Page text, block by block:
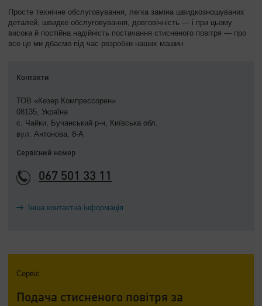
Просте технічне обслуговування, легка заміна швидкозношуваних
деталей, швидке обслуговування, довговічність — і при цьому
висока й постійна надійність постачання стисненого повітря — про
все це ми дбаємо під час розробки наших машин.
Контакти
ТОВ «Кезер Компрессорен»
08135, Україна
с. Чайки, Бучанський р-н, Київська обл.
вул. Антонова, 8-А
Сервісний номер
067 501 33 11
Інша контактна інформація
Сервіс
Подача стисненого повітря за